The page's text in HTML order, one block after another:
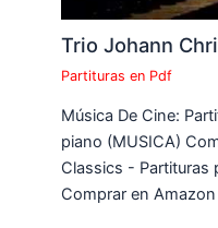
Trio Johann
Partituras en Pdf
Música De Cine:
piano (MUSICA)
Classics - Partituras
Comprar en